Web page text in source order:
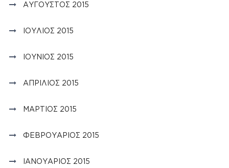
ΑΎΓΟΥΣΤΟΣ 2015
ΙΟΎΛΙΟΣ 2015
ΙΟΎΝΙΟΣ 2015
ΑΠΡΊΛΙΟΣ 2015
ΜΆΡΤΙΟΣ 2015
ΦΕΒΡΟΥΆΡΙΟΣ 2015
ΙΑΝΟΥΆΡΙΟΣ 2015